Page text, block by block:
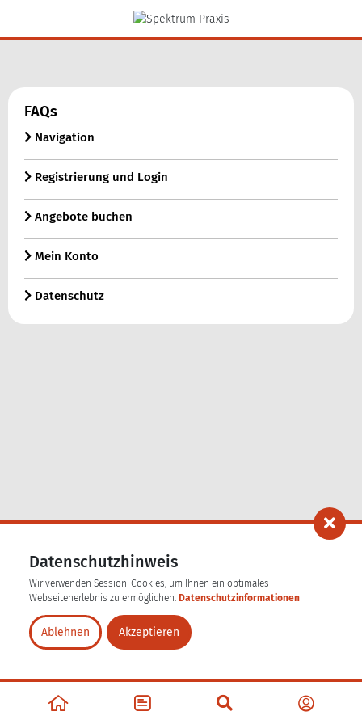
Datenschutzhinweis
Wir verwenden Session-Cookies, um Ihnen ein optimales
Webseitenerlebnis zu ermöglichen. Datenschutzinformationen
Ablehnen Akzeptieren
FAQs
Navigation
Registrierung und Login
Angebote buchen
Mein Konto
Datenschutz